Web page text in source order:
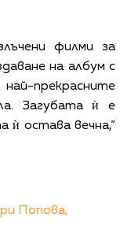
филми за
на албум с
прекрасните
Загубата ѝ е
ѝ остава вечна,“
Попова,